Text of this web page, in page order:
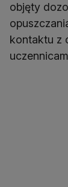
objęty
kontaktu z